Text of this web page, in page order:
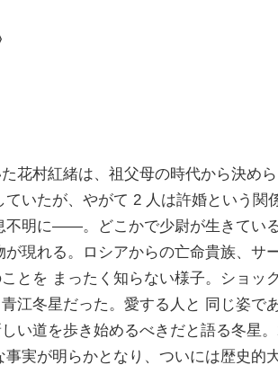
花村紅緒は、祖父母の時代から決めら
いたが、やがて 2 人は許婚という関
不明に――。どこかで少尉が生きてい
現れる。ロシアからの亡命貴族、サ
とを まったく知らない様子。ショック
江冬星だった。愛する人と 同じ姿で
い道を歩き始めるべきだと語る冬星
実が明らかとなり、ついには歴史的